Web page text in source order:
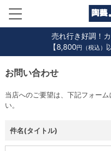
売れ行き好調！
【8,800円（税込）
お問い合わせ
当店へのご要望は、下記フォー
い。
件名(タイトル)